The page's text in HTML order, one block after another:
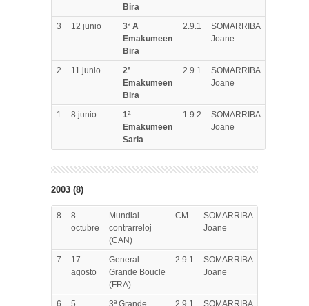
Bira
3 12 junio
3ª A
Emakumeen
Bira
2.9.1
SOMARRIBA
Joane
2 11 junio
2ª
Emakumeen
Bira
2.9.1
SOMARRIBA
Joane
1 8 junio
1ª
Emakumeen
Saria
1.9.2
SOMARRIBA
Joane
2003 (8)
8
8
octubre
Mundial
contrarreloj
(CAN)
CM
SOMARRIBA
Joane
7
17
agosto
General
Grande Boucle
(FRA)
2.9.1
SOMARRIBA
Joane
6
5
3ª Grande
2.9.1
SOMARRIBA